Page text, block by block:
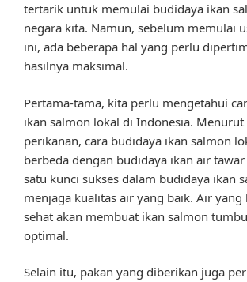
tertarik untuk memulai budidaya ikan
negara kita. Namun, sebelum memulai
ini, ada beberapa hal yang perlu
hasilnya maksimal.
Pertama-tama, kita perlu mengetahui
ikan salmon lokal di Indonesia. Menurut
perikanan, cara budidaya ikan salmon
berbeda dengan budidaya ikan air tawar
satu kunci sukses dalam budidaya ikan
menjaga kualitas air yang baik. Air yang
sehat akan membuat ikan salmon
optimal.
Selain itu, pakan yang diberikan juga